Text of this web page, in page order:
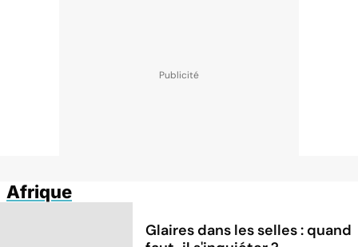
Afrique
Glaires dans les selles : quand